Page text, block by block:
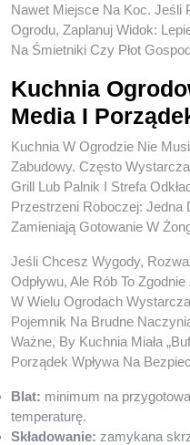
Nawet Miejsce Na Koc. Jeśli
Ogrodu, Zaplanuj Widok:
Na Śmietniki Czy Płot
Kuchnia
Media I
Kuchnia W Ogrodzie Nie
Zabudowy. Często
Grill Lub Palnik I Strefa
Przestrzeni Roboczej: Jedna
Zamieniają Gotowanie W
Jeśli Chcesz Wygody,
Odpływu, Ale Rób To
W Wielu Ogrodach
Pojemnik Na Brudne
Ważne, By Kuchnia Miała
Porządek Wpływa Na
Blat: minimum na
temperaturę.
Składowanie: zamykana